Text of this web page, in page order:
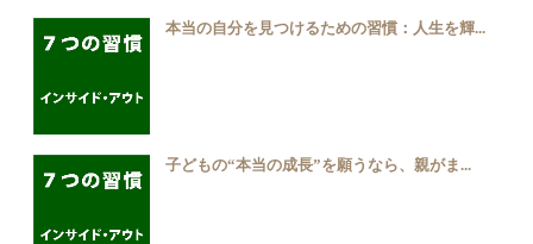
本当の自分を見つけるための習慣：人生を輝...
子どもの“本当の成長”を願うなら、親がま...